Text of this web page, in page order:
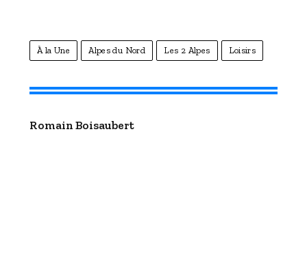
À la Une Alpes du Nord Les 2 Alpes Loisirs
Romain Boisaubert